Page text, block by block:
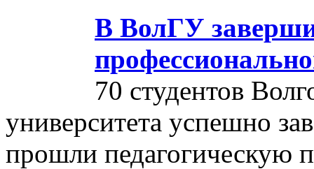
В ВолГУ
70 студентов
университета успешно
прошли педагогическую